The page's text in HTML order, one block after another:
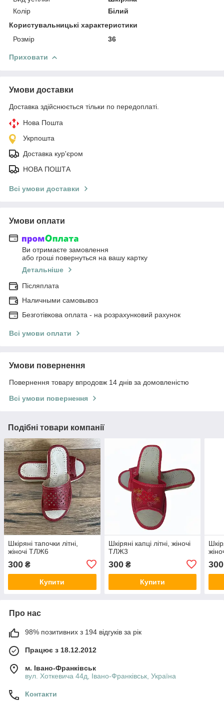
Колір
Білий
Користувальницькі характеристики
Розмір
36
Приховати
Умови доставки
Доставка здійснюється тільки по передоплаті.
Нова Пошта
Укрпошта
Доставка кур'єром
НОВА ПОШТА
Всі умови доставки
Умови оплати
Ви отримаєте замовлення
або гроші повернуться на вашу картку
Детальніше
Післяплата
Наличными самовывоз
Безготівкова оплата - на розрахунковий рахунок
Всі умови оплати
Умови повернення
Повернення товару впродовж 14 днів за домовленістю
Всі умови повернення
Подібні товари компанії
Шкіряні тапочки літні,
жіночі ТЛЖ6
300 ₴
Купити
Шкіряні капці літні, жіночі
ТЛЖ3
300₴
Купити
300
Про нас
98% позитивних з 194 відгуків за рік
Працює з 18.12.2012
м. Івано-Франківськ
вул. Хоткевича 44д, Івано-Франківськ, Україна
Контакти